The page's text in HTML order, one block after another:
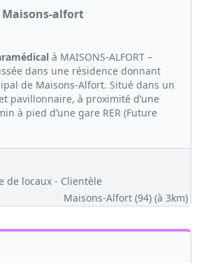
Maisons-alfort
à MAISONS-ALFORT –
dans une résidence donnant
de Maisons-Alfort. Situé dans un
pavillonnaire, à proximité d’une
à pied d’une gare RER (Future
de locaux - Clientèle
Maisons-Alfort (94) (à 3km)